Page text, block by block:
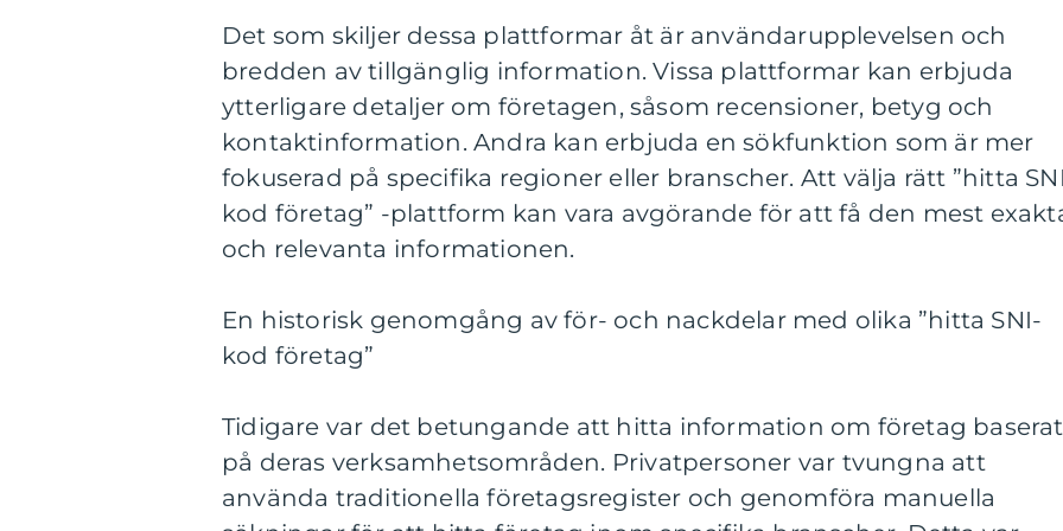
Det som skiljer dessa plattformar åt är användarupplevelsen och
bredden av tillgänglig information. Vissa plattformar kan erbjuda
ytterligare detaljer om företagen, såsom recensioner, betyg och
kontaktinformation. Andra kan erbjuda en sökfunktion som är mer
fokuserad på specifika regioner eller branscher. Att välja rätt ”hitta
kod företag” -plattform kan vara avgörande för att få den mest
och relevanta informationen.
En historisk genomgång av för- och nackdelar med olika ”hitta SNI-
kod företag”
Tidigare var det betungande att hitta information om företag baserat
på deras verksamhetsområden. Privatpersoner var tvungna att
använda traditionella företagsregister och genomföra manuella